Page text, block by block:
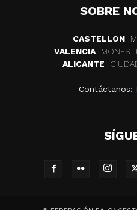
SOBRE
CASTELLON
VALENCIA
ALICANTE
Contáctanos: